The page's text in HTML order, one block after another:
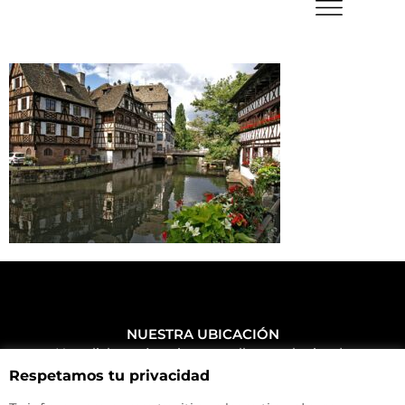
NUESTRA UBICACIÓN
Haz click aquí y mira como llegar a la tienda
CONTACTA CON NOSOTROS
+34 972 500 449
Respetamos tu privacidad